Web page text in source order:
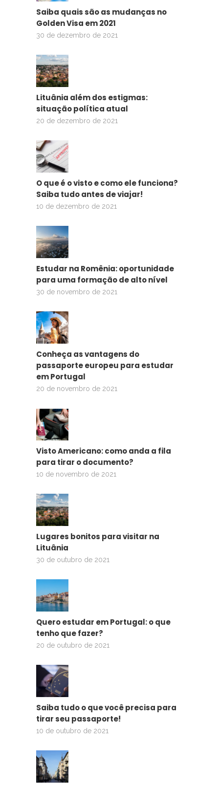
Saiba quais são as mudanças no
Golden Visa em 2021
30 de dezembro de 2021
Lituânia além dos estigmas:
situação política atual
20 de dezembro de 2021
O que é o visto e como ele funciona?
Saiba tudo antes de viajar!
10 de dezembro de 2021
Estudar na Romênia: oportunidade
para uma formação de alto nível
30 de novembro de 2021
Conheça as vantagens do
passaporte europeu para estudar
em Portugal
20 de novembro de 2021
Visto Americano: como anda a fila
para tirar o documento?
10 de novembro de 2021
Lugares bonitos para visitar na
Lituânia
30 de outubro de 2021
Quero estudar em Portugal: o que
tenho que fazer?
20 de outubro de 2021
Saiba tudo o que você precisa para
tirar seu passaporte!
10 de outubro de 2021